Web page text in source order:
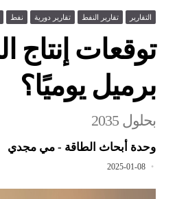
التقارير تقارير النفط تقارير دورية نفط
برميل يوميًا؟
بحلول 2035
وحدة أبحاث الطاقة - مي مجدي
2025-01-08